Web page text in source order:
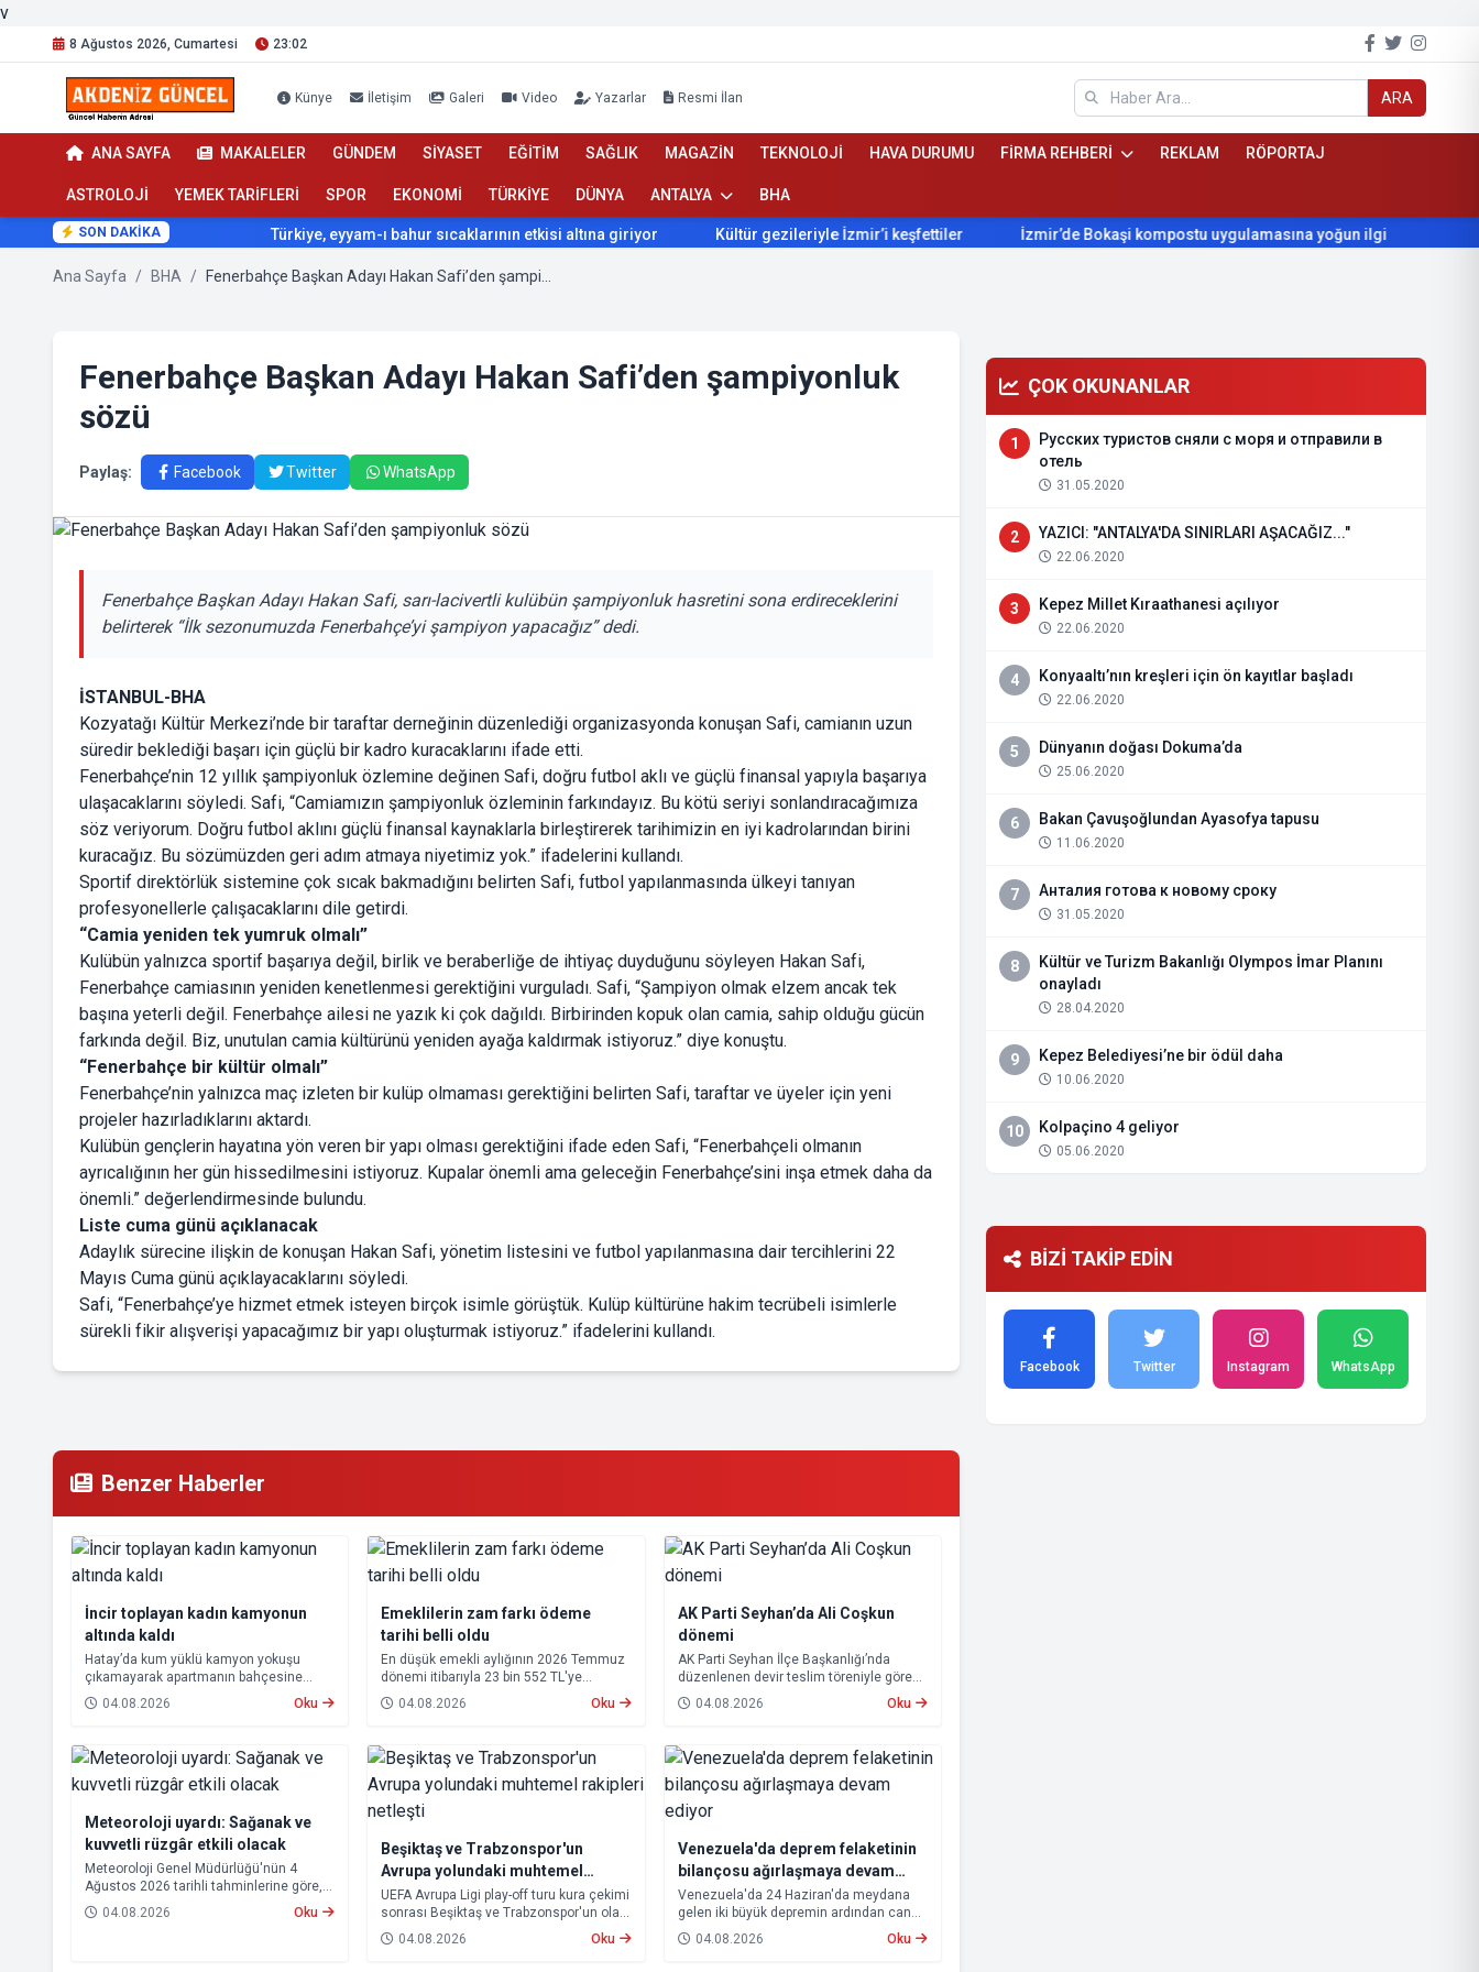
v
8 Ağustos 2026, Cumartesi 23:02
Künye İletişim Galeri Video Yazarlar Resmi İlan ARA
ANA SAYFA MAKALELER GÜNDEM SİYASET EĞİTİM SAĞLIK MAGAZİN TEKNOLOJİ HAVA DURUMU FİRMA REHBERİ REKLAM RÖPORTAJ
ASTROLOJİ YEMEK TARİFLERİ SPOR EKONOMİ TÜRKİYE DÜNYA ANTALYA BHA
SON DAKİKA Türkiye, eyyam-ı bahur sıcaklarının etkisi altına giriyor Kültür gezileriyle İzmir’i keşfettiler İzmir’de Bokaşi kompostu uygulamasına yoğun ilgi
Ana Sayfa / BHA /
Fenerbahçe Başkan Adayı Hakan Safi’den şampiyonluk
sözü
Paylaş: Facebook Twitter WhatsApp
Fenerbahçe Başkan Adayı Hakan Safi, sarı-lacivertli kulübün şampiyonluk hasretini sona erdireceklerini
belirterek “İlk sezonumuzda Fenerbahçe’yi şampiyon yapacağız” dedi.
İSTANBUL-BHA
Kozyatağı Kültür Merkezi’nde bir taraftar derneğinin düzenlediği organizasyonda konuşan Safi, camianın uzun
süredir beklediği başarı için güçlü bir kadro kuracaklarını ifade etti.
Fenerbahçe’nin 12 yıllık şampiyonluk özlemine değinen Safi, doğru futbol aklı ve güçlü finansal yapıyla başarıya
ulaşacaklarını söyledi. Safi, “Camiamızın şampiyonluk özleminin farkındayız. Bu kötü seriyi sonlandıracağımıza
söz veriyorum. Doğru futbol aklını güçlü finansal kaynaklarla birleştirerek tarihimizin en iyi kadrolarından birini
kuracağız. Bu sözümüzden geri adım atmaya niyetimiz yok.” ifadelerini kullandı.
Sportif direktörlük sistemine çok sıcak bakmadığını belirten Safi, futbol yapılanmasında ülkeyi tanıyan
profesyonellerle çalışacaklarını dile getirdi.
“Camia yeniden tek yumruk olmalı”
Kulübün yalnızca sportif başarıya değil, birlik ve beraberliğe de ihtiyaç duyduğunu söyleyen Hakan Safi,
Fenerbahçe camiasının yeniden kenetlenmesi gerektiğini vurguladı. Safi, “Şampiyon olmak elzem ancak tek
başına yeterli değil. Fenerbahçe ailesi ne yazık ki çok dağıldı. Birbirinden kopuk olan camia, sahip olduğu gücün
farkında değil. Biz, unutulan camia kültürünü yeniden ayağa kaldırmak istiyoruz.” diye konuştu.
“Fenerbahçe bir kültür olmalı”
Fenerbahçe’nin yalnızca maç izleten bir kulüp olmaması gerektiğini belirten Safi, taraftar ve üyeler için yeni
projeler hazırladıklarını aktardı.
Kulübün gençlerin hayatına yön veren bir yapı olması gerektiğini ifade eden Safi, “Fenerbahçeli olmanın
ayrıcalığının her gün hissedilmesini istiyoruz. Kupalar önemli ama geleceğin Fenerbahçe’sini inşa etmek daha da
önemli.” değerlendirmesinde bulundu.
Liste cuma günü açıklanacak
Adaylık sürecine ilişkin de konuşan Hakan Safi, yönetim listesini ve futbol yapılanmasına dair tercihlerini 22
Mayıs Cuma günü açıklayacaklarını söyledi.
Safi, “Fenerbahçe’ye hizmet etmek isteyen birçok isimle görüştük. Kulüp kültürüne hakim tecrübeli isimlerle
sürekli fikir alışverişi yapacağımız bir yapı oluşturmak istiyoruz.” ifadelerini kullandı.
Benzer Haberler
İncir toplayan kadın kamyonun
altında kaldı
Hatay’da kum yüklü kamyon yokuşu
çıkamayarak apartmanın bahçesine
devrildi. Kazada kamyonun altında kalan
10 çocuk annesi 65 yaşındaki kadın
04.08.2026 Oku
Emeklilerin zam farkı ödeme
tarihi belli oldu
En düşük emekli aylığının 2026 Temmuz
dönemi itibarıyla 23 bin 552 TL'ye
yükseltilmesi kapsamında oluşan maaş
farkları 7 Ağustos 2026 tarihinde
04.08.2026 Oku
AK Parti Seyhan’da Ali Coşkun
dönemi
AK Parti Seyhan İlçe Başkanlığı’nda
düzenlenen devir teslim töreniyle görevi
devralan Ali Coşkun resmen görevine
başladı. Hizmet vurgusu yapan Coşkun,
metrekaresine sevdalı olmaktır” dedi.
04.08.2026 Oku
Meteoroloji uyardı: Sağanak ve
kuvvetli rüzgâr etkili olacak
Meteoroloji Genel Müdürlüğü'nün 4
Ağustos 2026 tarihli tahminlerine göre,
yurdun kuzey kesimleri ile Akdeniz'in iç
bölgelerinde yer yer sağanak ve gök
04.08.2026 Oku
Beşiktaş ve Trabzonspor'un
Avrupa yolundaki muhtemel
rakipleri netleşti
UEFA Avrupa Ligi play-off turu kura çekimi
sonrası Beşiktaş ve Trabzonspor'un olası
rakipleri belli oldu. Avrupa kupalarında
yoluna devam eden Beşiktaş ve
04.08.2026 Oku
Venezuela'da deprem felaketinin
bilançosu ağırlaşmaya devam
ediyor
Venezuela'da 24 Haziran'da meydana
gelen iki büyük depremin ardından can
kaybı artmaya devam ediyor.
04.08.2026 Oku
ÇOK OKUNANLAR
1
Русских туристов сняли с моря и отправили в
отель
31.05.2020
2 YAZICI: "ANTALYA'DA SINIRLARI AŞACAĞIZ..."
22.06.2020
3 Kepez Millet Kıraathanesi açılıyor
22.06.2020
4 Konyaaltı’nın kreşleri için ön kayıtlar başladı
22.06.2020
5 Dünyanın doğası Dokuma’da
25.06.2020
6 Bakan Çavuşoğlundan Ayasofya tapusu
11.06.2020
7 Анталия готова к новому сроку
31.05.2020
8
Kültür ve Turizm Bakanlığı Olympos İmar Planını
onayladı
28.04.2020
9 Kepez Belediyesi’ne bir ödül daha
10.06.2020
10 Kolpaçino 4 geliyor
05.06.2020
BİZİ TAKİP EDİN
Facebook Twitter Instagram WhatsApp